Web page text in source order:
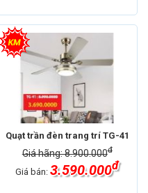
Quạt trần đèn trang trí TG-41
Giá hãng: 8.900.000đ
Giá bán:3.590.000đ